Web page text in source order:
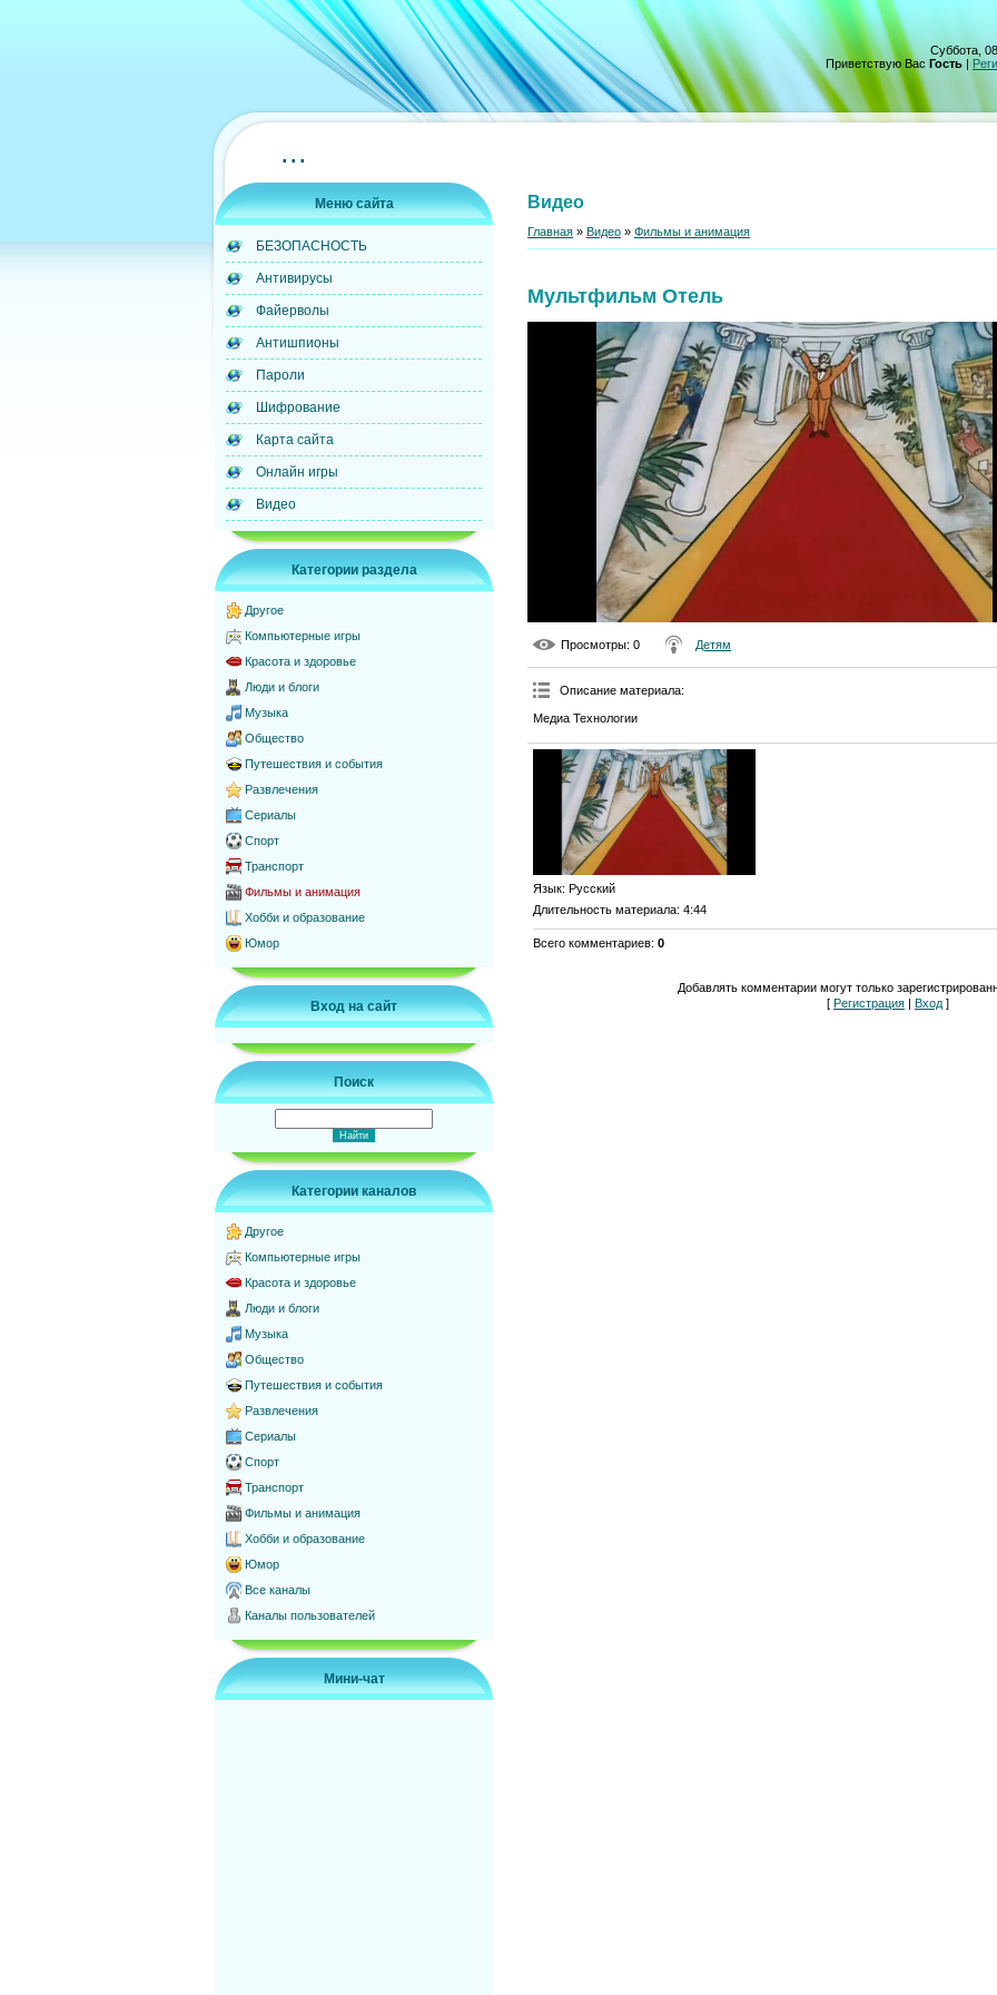
Суббота,
Приветствую Вас Гость |
...
Меню сайта
БЕЗОПАСНОСТЬ
Антивирусы
Файерволы
Антишпионы
Пароли
Шифрование
Карта сайта
Онлайн игры
Видео
Категории раздела
Другое
Компьютерные игры
Красота и здоровье
Люди и блоги
Музыка
Общество
Путешествия и события
Развлечения
Сериалы
Спорт
Транспорт
Фильмы и анимация
Хобби и образование
Юмор
Вход на сайт
Поиск
Категории каналов
Другое
Компьютерные игры
Красота и здоровье
Люди и блоги
Музыка
Общество
Путешествия и события
Развлечения
Сериалы
Спорт
Транспорт
Фильмы и анимация
Хобби и образование
Юмор
Все каналы
Каналы пользователей
Мини-чат
Видео
Главная » Видео » Фильмы и анимация
Мультфильм Отель
Просмотры: 0 Детям
Описание материала:
Медиа Технологии
Язык: Русский
Длительность материала: 4:44
Всего комментариев: 0
Добавлять комментарии могут только
[ Регистрация | Вход ]